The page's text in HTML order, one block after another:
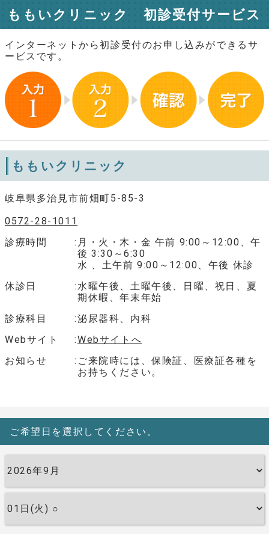
ももいクリニック 初診受付サービス
インターネットから初診受付のお申し込みができるサ
ービスです。
ももいクリニック
岐阜県多治見市前畑町5-85-3
0572-28-1011
診療時間
月・火・木・金 午前 9:00～12:00、午
後 3:30～6:30
水 、土午前 9:00～12:00、午後 休診
休診日
水曜午後、土曜午後、日曜、祝日、夏
期休暇、年末年始
診療科目
泌尿器科、内科
Webサイト
Webサイトへ
お知らせ
ご来院時には、保険証、医療証各種を
お持ちください。
ご希望日を選択してください。